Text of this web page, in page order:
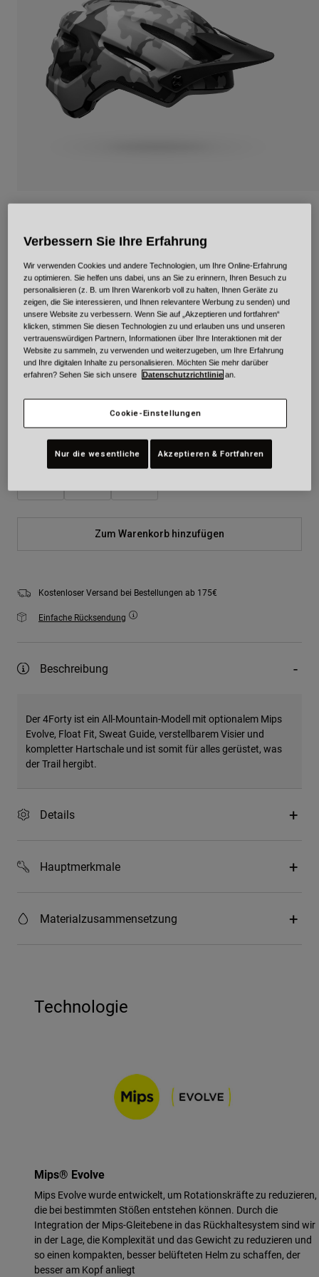
Adventure
Retro
Ersatzteile
Urban
BMX
Ersatzteile
Alle Artikel anzeigen
Artikelnr.35355
Price reduced from
119,95 €to 83,96 € 30% OFF
Farben -Schwarz Camouflage
Größentabelle
Zum Warenkorb hinzufügen
Kostenloser Versand bei Bestellungen ab 175€
Einfache Rücksendung
Beschreibung
Der 4Forty ist ein All-Mountain-Modell mit optionalem Mips
Evolve, Float Fit, Sweat Guide, verstellbarem Visier und
kompletter Hartschale und ist somit für alles gerüstet, was
der Trail hergibt.
Details
Hauptmerkmale
Materialzusammensetzung
Technologie
Mips® Evolve
Mips Evolve wurde entwickelt, um Rotationskräfte zu reduzieren,
die bei bestimmten Stößen entstehen können. Durch die
Integration der Mips-Gleitebene in das Rückhaltesystem sind wir
in der Lage, die Komplexität und das Gewicht zu reduzieren und
so einen kompakten, besser belüfteten Helm zu schaffen, der
besser am Kopf anliegt
Verbessern Sie Ihre Erfahrung
Wir verwenden Cookies und andere Technologien, um Ihre Online-Erfahrung
zu optimieren. Sie helfen uns dabei, uns an Sie zu erinnern, Ihren Besuch zu
personalisieren (z. B. um Ihren Warenkorb voll zu halten, Ihnen Geräte zu
zeigen, die Sie interessieren, und Ihnen relevantere Werbung zu senden) und
unsere Website zu verbessern. Wenn Sie auf „Akzeptieren und fortfahren“
klicken, stimmen Sie diesen Technologien zu und erlauben uns und unseren
vertrauenswürdigen Partnern, Informationen über Ihre Interaktionen mit der
Website zu sammeln, zu verwenden und weiterzugeben, um Ihre Erfahrung
und Ihre digitalen Inhalte zu personalisieren. Möchten Sie mehr darüber
erfahren? Sehen Sie sich unsere
Datenschutzrichtlinie an.
Cookie-Einstellungen
Nur die wesentliche Akzeptieren & Fortfahren